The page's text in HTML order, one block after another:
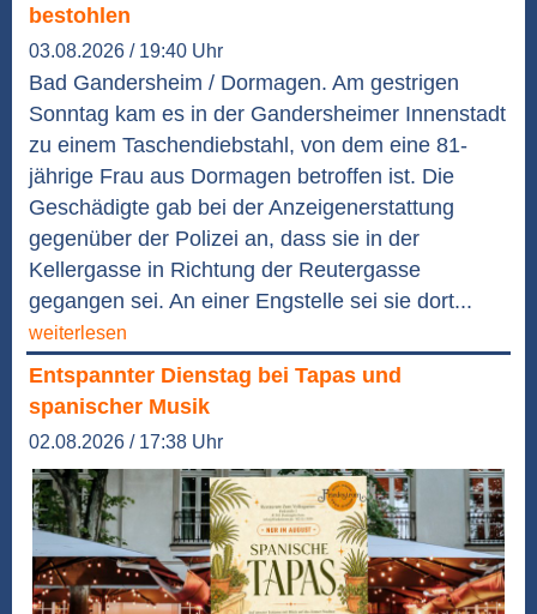
bestohlen
03.08.2026 / 19:40 Uhr
Bad Gandersheim / Dormagen. Am gestrigen
Sonntag kam es in der Gandersheimer Innenstadt
zu einem Taschendiebstahl, von dem eine 81-
jährige Frau aus Dormagen betroffen ist. Die
Geschädigte gab bei der Anzeigenerstattung
gegenüber der Polizei an, dass sie in der
Kellergasse in Richtung der Reutergasse
gegangen sei. An einer Engstelle sei sie dort...
weiterlesen
Entspannter Dienstag bei Tapas und
spanischer Musik
02.08.2026 / 17:38 Uhr